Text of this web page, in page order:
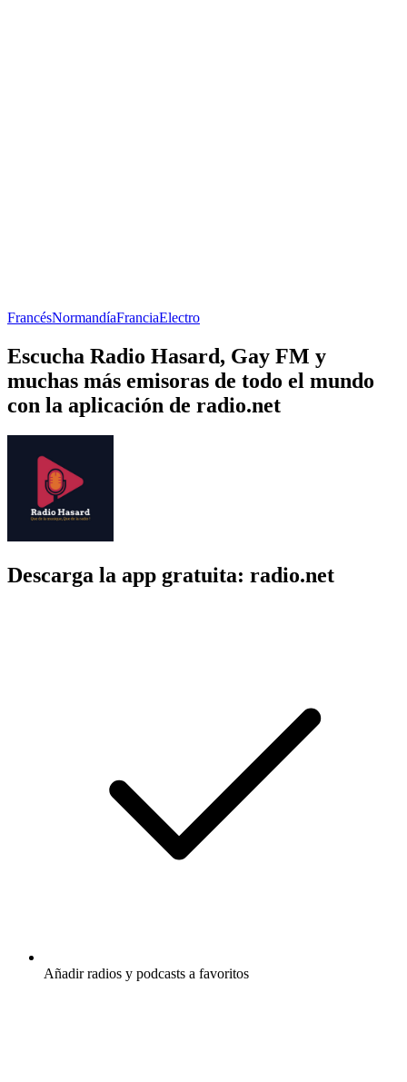
FrancésNormandíaFranciaElectro
Escucha Radio Hasard, Gay FM y
muchas más emisoras de todo el mundo
con la aplicación de radio.net
Descarga la app gratuita: radio.net
Añadir radios y podcasts a favoritos